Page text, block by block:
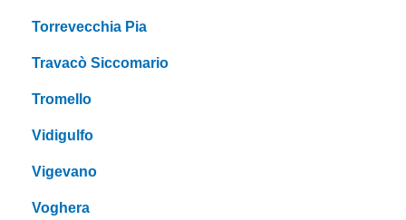
Torrevecchia Pia
Travacò Siccomario
Tromello
Vidigulfo
Vigevano
Voghera